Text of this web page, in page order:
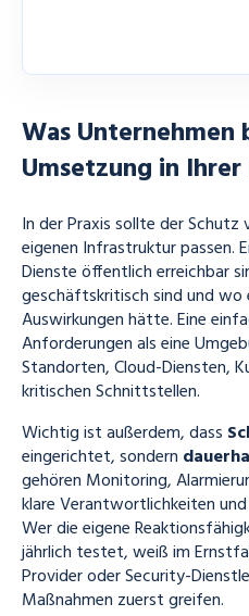
Was
Umsetzung in
In der Praxis sollte der
eigenen Infrastruktur passen.
Dienste öffentlich erreichbar
geschäftskritisch sind und wo
Auswirkungen hätte. Eine
Anforderungen als eine
Standorten, Cloud-Diensten,
kritischen Schnittstellen.
Wichtig ist außerdem, dass
eingerichtet, sondern
gehören Monitoring,
klare Verantwortlichkeiten
Wer die eigene
jährlich testet, weiß im
Provider oder Security-
Maßnahmen zuerst greifen.